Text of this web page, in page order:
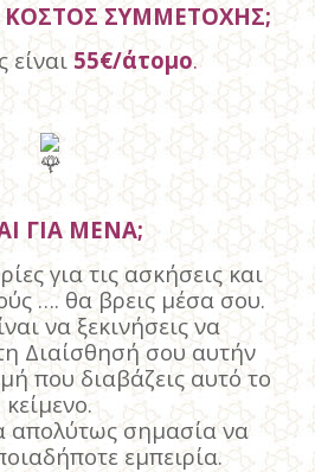
ΚΟΣΤΟΣ ΣΥΜΜΕΤΟΧΗΣ;
είναι 55€/άτομο.
ΓΙΑ ΜΕΝΑ;
για τις ασκήσεις και
…. θα βρεις μέσα σου.
να ξεκινήσεις να
Διαίσθησή σου αυτήν
που διαβάζεις αυτό το
κείμενο.
απολύτως σημασία να
εμπειρία.